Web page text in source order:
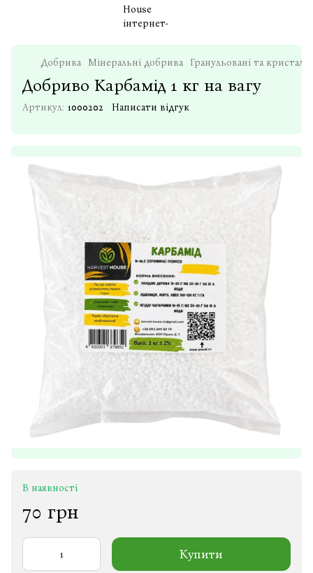
Добрива Мінеральні добрива Гранульовані та
Добриво Карбамід 1 кг на вагу
Артикул: 1000202 Написати відгук
В наявності
70 грн
Купити